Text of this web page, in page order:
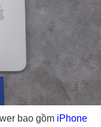
bao gồm iPhone